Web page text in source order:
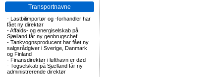
Transportnavne
- Lastbilimportør og -forhandler har
fået ny direktør
-Affalds- og energiselskab på
Sjælland får ny genbrugschef
- Tankvognsproducent har fået ny
salgsrådgiver i Sverige, Danmark
og Finland
- Finansdirektør i lufthavn er død
- Togselskab på Sjælland får ny
administrerende direktør